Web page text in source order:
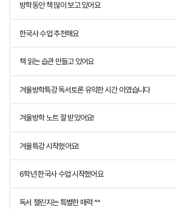
방학동안 책 많이 보고 있어요
한국사 수업 추천해요
책 읽는 습관 만들고 있어요
겨울방학특강 독서토론 유익한 시간 이였습니다
겨울방학 노트 잘 받았어요!
겨울특강 시작했어요!
6학년 한국사 수업 시작했어요
독서 챌린지는 특별한 매력 ^^